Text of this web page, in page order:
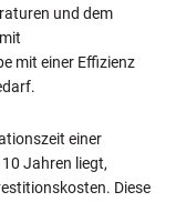
und dem
mit einer Effizienz
einer
Jahren liegt,
Diese